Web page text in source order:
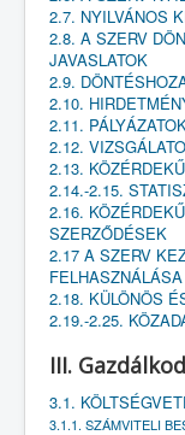
2.7. NYILVÁNOS
2.8. A SZERV
JAVASLATOK
2.9.
2.10.
2.11.
2.12.
2.13.
2.14.-2.15.
2.16.
SZERZŐDÉSEK
2.17 A SZERV
FELHASZNÁLÁSA
2.18. KÜLÖNÖS
2.19.-2.25.
III.
3.1.
3.1.1. SZÁMVITELI